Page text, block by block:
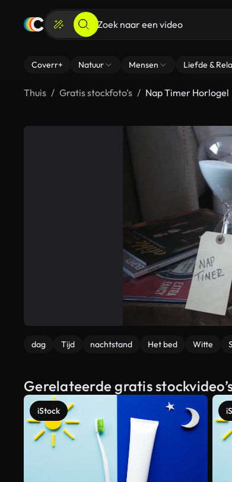
Coverr+ Natuur Mensen Liefde &
Thuis Gratis stockfoto’s Nap Timer Horlogel
dag Tijd nachtstand Het bed Witte
Gerelateerde gratis
iStock